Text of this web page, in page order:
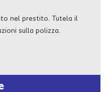
nel prestito. Tutela il
sulla polizza.